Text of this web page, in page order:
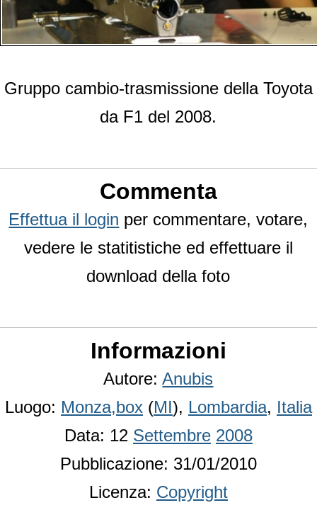
Gruppo cambio-trasmissione della Toyota
da F1 del 2008.
Commenta
Effettua il login per commentare, votare,
vedere le statitistiche ed effettuare il
download della foto
Informazioni
Autore:Anubis
Luogo: Monza,box (MI), Lombardia, Italia
Data: 12 Settembre 2008
Pubblicazione: 31/01/2010
Licenza: Copyright